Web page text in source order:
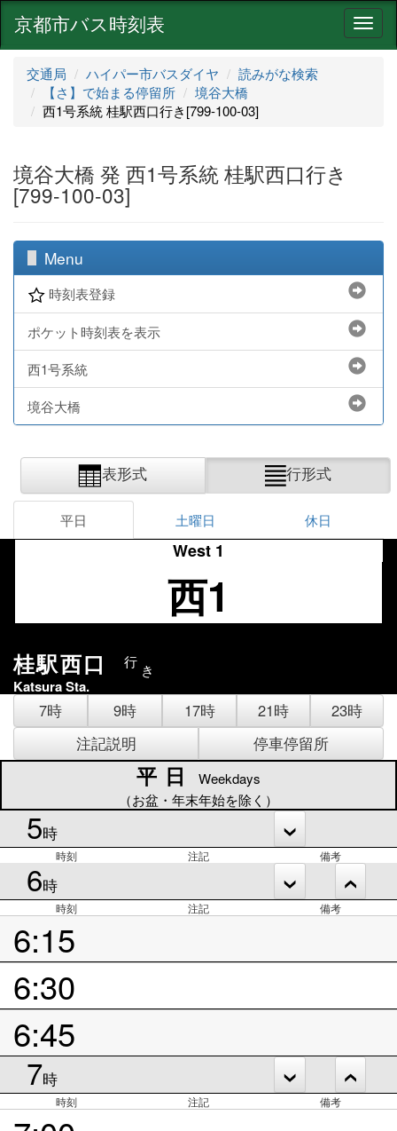
ナ
ビ
京都市バス時刻表
交通局 ハイパー市バスダイヤ
読みがな検索
【さ】で始まる停留所
境谷大橋
西1号系統 桂駅西口行き[799-100-03]
境谷大橋 発 西1号系統 桂駅西口行き
[799-100-03]
Menu
時刻表登録
ポケット時刻表を表示
西1号系統
境谷大橋
表形式 行形式
平日 土曜日 休日
West 1
西1
桂駅西口 行 き
Katsura Sta.
7時 9時 17時 21時
23時
注記説明
停車停留所
平日
Weekdays
（お盆・年末年始を除く）
5時
時刻 注記 備考
6時
時刻 注記 備考
6:15
6:30
6:45
7時
時刻 注記 備考